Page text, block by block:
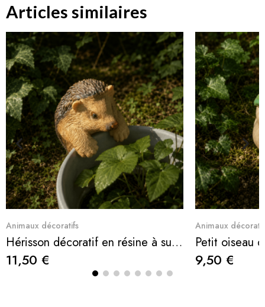
Articles similaires
Aperçu rapide
Animaux décoratifs
Hérisson décoratif en résine à suspendre sur un pot
11,50 €
Animaux
9,50 €